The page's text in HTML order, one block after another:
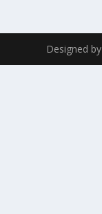
Designed by